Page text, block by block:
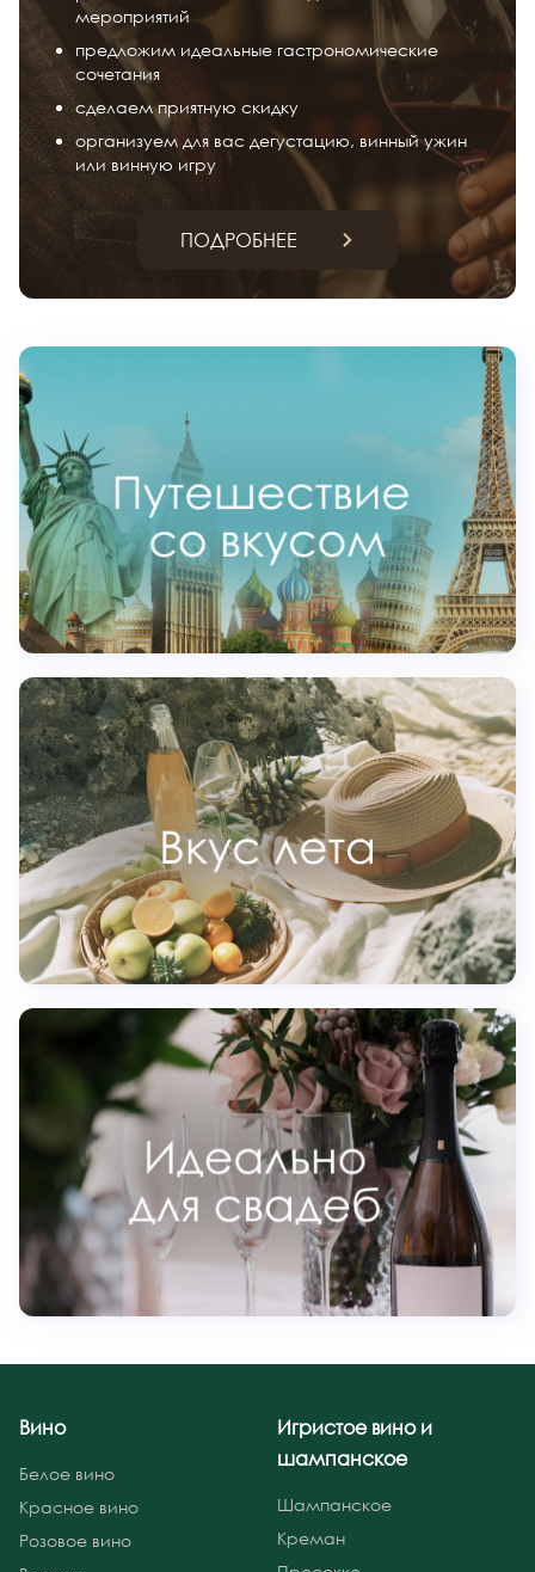
мероприятий
предложим идеальные гастрономические
сочетания
сделаем приятную скидку
организуем для вас дегустацию, винный ужин
или винную игру
ПОДРОБНЕЕ
Вино
Белое вино
Красное вино
Розовое вино
Игристое вино и
шампанское
Шампанское
Креман